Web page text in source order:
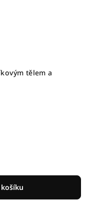
tělem a
košíku